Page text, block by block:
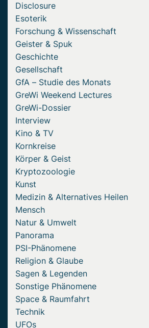
Disclosure
Esoterik
Forschung & Wissenschaft
Geister & Spuk
Geschichte
Gesellschaft
GfA – Studie des Monats
GreWi Weekend Lectures
GreWi-Dossier
Interview
Kino & TV
Kornkreise
Körper & Geist
Kryptozoologie
Kunst
Medizin & Alternatives Heilen
Mensch
Natur & Umwelt
Panorama
PSI-Phänomene
Religion & Glaube
Sagen & Legenden
Sonstige Phänomene
Space & Raumfahrt
Technik
UFOs